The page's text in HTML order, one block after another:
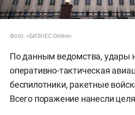
Фото: «БИЗНЕС Online»
По данным ведомства, удары
оперативно-тактическая
беспилотники, ракетные
Всего поражение нанесли